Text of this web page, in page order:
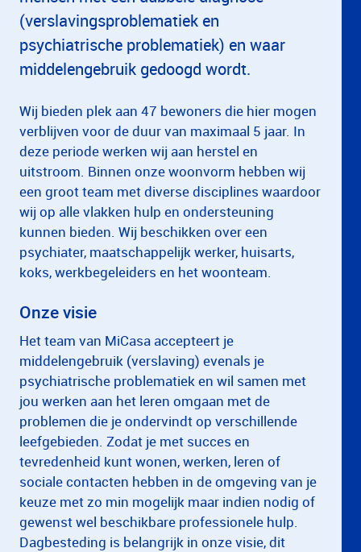
(verslavingsproblematiek en
psychiatrische problematiek) en waar
middelengebruik gedoogd wordt.
Wij bieden plek aan 47 bewoners die hier mogen
verblijven voor de duur van maximaal 5 jaar. In
deze periode werken wij aan herstel en
uitstroom. Binnen onze woonvorm hebben wij
een groot team met diverse disciplines waardoor
wij op alle vlakken hulp en ondersteuning
kunnen bieden. Wij beschikken over een
psychiater, maatschappelijk werker, huisarts,
koks, werkbegeleiders en het woonteam.
Onze visie
Het team van MiCasa accepteert je
middelengebruik (verslaving) evenals je
psychiatrische problematiek en wil samen met
jou werken aan het leren omgaan met de
problemen die je ondervindt op verschillende
leefgebieden. Zodat je met succes en
tevredenheid kunt wonen, werken, leren of
sociale contacten hebben in de omgeving van je
keuze met zo min mogelijk maar indien nodig of
gewenst wel beschikbare professionele hulp.
Dagbesteding is belangrijk in onze visie, dit